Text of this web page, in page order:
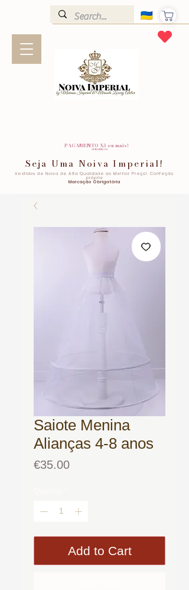
PAGAMENTO X3 ou mais!
SEM JUROS!
Seja Uma Noiva Imperial!
Vestidos de Noiva de Alta Qualidade ao Melhor Preço!. Confeção
própria
Marcação Obrigatória
Saiote Menina
Alianças 4-8 anos
€35.00Price
Add to Cart